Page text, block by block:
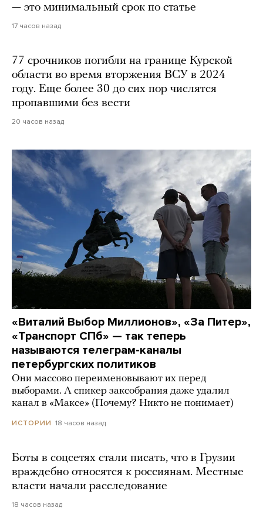
— это минимальный срок по статье
17 часов назад
77 срочников погибли на границе Курской
области во время вторжения ВСУ в 2024
году. Еще более 30 до сих пор числятся
пропавшими без вести
20 часов назад
«Виталий Выбор Миллионов», «За Питер»,
«Транспорт СПб» — так теперь
называются телеграм-каналы
петербургских политиков
Они массово переименовывают их перед
выборами. А спикер заксобрания даже удалил
канал в «Максе» (Почему? Никто не понимает)
ИСТОРИИ 18 часов назад
Боты в соцсетях стали писать, что в Грузии
враждебно относятся к россиянам. Местные
власти начали расследование
18 часов назад